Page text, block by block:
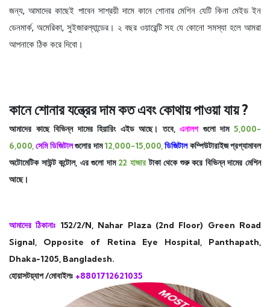
জন্য, আমাদের কাছেই পাবেন সাশ্রয়ী দামে কানে শোনার মেশিন যেটি কিনা মেইড ইন
ডেনমার্ক, অমেরিকা, সুইজারল্যান্ডের। ২ বছর ওয়ারেন্টি সহ যে কোনো সমস্যা হলে আমরা
আপনাকে ঠিক করে দিবো।
কানে শোনার যন্ত্রের দাম কত এবং কোথায় পাওয়া যায় ?
আমাদের কাছে বিভিন্ন দামের হিয়ারিং এইড আছে। তবে,এনালগ গুলো দাম5,000-
6,000,সেমি ডিজিটালগুলোর দাম12,000-15,000,ডিজিটালকম্পিউটারাইজ প্রগ্যামাবল
অটোমেটিক সাউন্ট কন্টোল, এর গুলো দাম 22 হাজার টাকা থেকে শুরু করে বিভিন্ন দামের মেশিন
আছে।
আমাদের ঠিকানাঃ 152/2/N, Nahar Plaza (2nd Floor) Green Road
Signal, Opposite of Retina Eye Hospital, Panthapath,
Dhaka-1205, Bangladesh.
হোয়াসটয়্যাপ /মোবাইলঃ +8801712621035